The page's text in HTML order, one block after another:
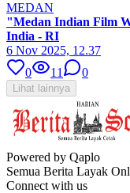
MEDAN
"Medan Indian Film
India - RI
6 Nov 2025, 12.37
0
11 0
Lihat lainnya
Powered by Qaplo
Semua Berita Layak
Connect with us